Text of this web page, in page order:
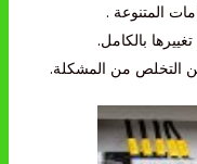
المتنوعة .
بالكامل.
من التخلص من المشكلة.